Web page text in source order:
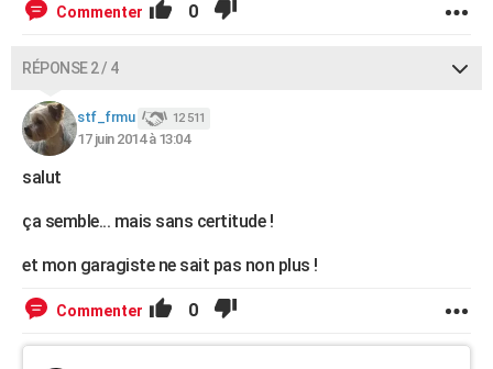
Commenter 0
RÉPONSE 2 / 4
stf_frmu 12 511
17 juin 2014 à 13:04
salut
ça semble... mais sans certitude !
et mon garagiste ne sait pas non plus !
Commenter 0